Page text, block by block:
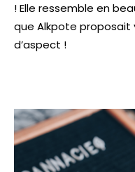
! Elle ressemble en
que Alkpote proposait
d’aspect !